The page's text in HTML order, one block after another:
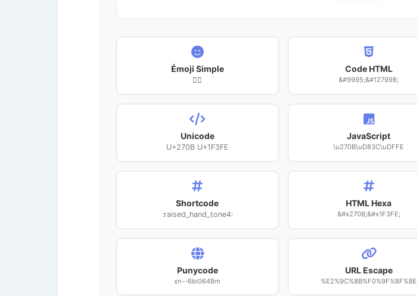
Émoji Simple
✋🏾
Code HTML
&#9995;&#127998;
Unicode
U+270B U+1F3FE
JavaScript
\u270B\uD83C\uDFFE
Shortcode
:raised_hand_tone4:
HTML Hexa
&#x270B;&#x1F3FE;
Punycode
xn--6bi0648m
URL Escape
%E2%9C%8B%F0%9F%8F%BE